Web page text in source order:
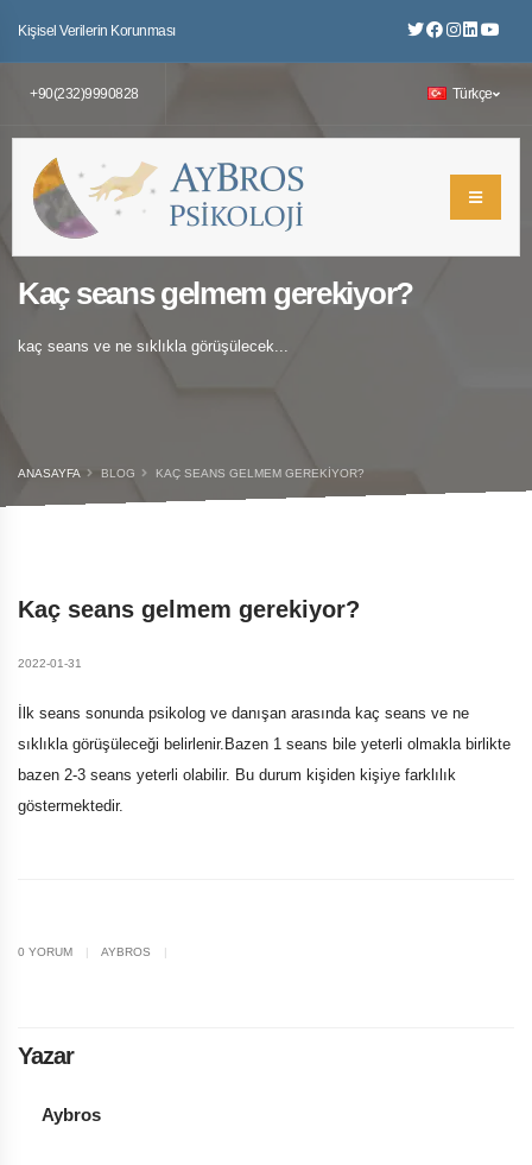
Kişisel Verilerin Korunması
+90(232)9990828 Türkçe
ANASAYFA BLOG KAÇ SEANS GELMEM GEREKIYOR?
Kaç seans gelmem gerekiyor?
kaç seans ve ne sıklıkla görüşülecek...
Kaç seans gelmem gerekiyor?
2022-01-31
İlk seans sonunda psikolog ve danışan arasında kaç seans ve ne
sıklıkla görüşüleceği belirlenir.Bazen 1 seans bile yeterli olmakla birlikte
bazen 2-3 seans yeterli olabilir. Bu durum kişiden kişiye farklılık
göstermektedir.
0 YORUM | AYBROS |
Yazar
Aybros